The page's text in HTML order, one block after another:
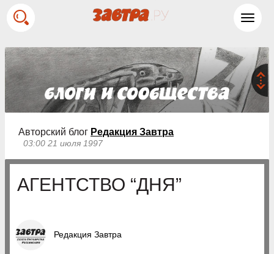
Авторский блог Редакция Завтра
03:00 21 июля 1997
АГЕНТСТВО “ДНЯ”
Редакция Завтра